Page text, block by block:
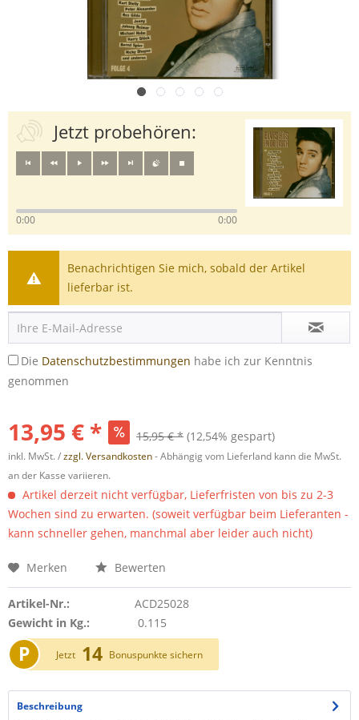
Jetzt probehören:
0:00 0:00
Benachrichtigen Sie mich, sobald der Artikel
lieferbar ist.
Die Datenschutzbestimmungen habe ich zur Kenntnis
genommen
13,95 € * 15,95 € * (12,54% gespart)
inkl. MwSt. /zzgl. Versandkosten- Abhängig vom Lieferland kann die MwSt.
an der Kasse variieren.
Artikel derzeit nicht verfügbar, Lieferfristen von bis zu 2-3
Wochen sind zu erwarten. (soweit verfügbar beim Lieferanten -
kann schneller gehen, manchmal aber leider auch nicht)
Merken Bewerten
Artikel-Nr.:
ACD25028
Gewicht in Kg.:
0.115
P Jetzt 14 Bonuspunkte sichern
Beschreibung